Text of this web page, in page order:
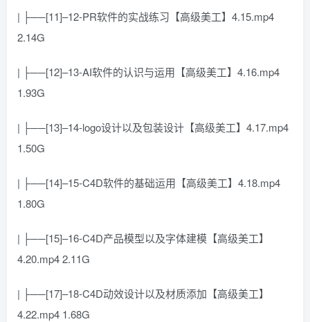
| ├──[11]–12-PR软件的实战练习【高级美工】4.15.mp4
2.14G
| ├──[12]–13-AI软件的认识与运用【高级美工】4.16.mp4
1.93G
| ├──[13]–14-logo设计以及包装设计【高级美工】4.17.mp4
1.50G
| ├──[14]–15-C4D软件的基础运用【高级美工】4.18.mp4
1.80G
| ├──[15]–16-C4D产品模型以及字体建模【高级美工】
4.20.mp4 2.11G
| ├──[17]–18-C4D动效设计以及材质添加【高级美工】
4.22.mp4 1.68G